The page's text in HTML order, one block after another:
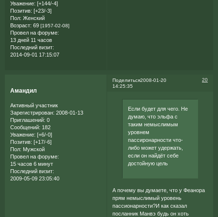
Уважение: [+144/-4]
Позитив: [+23/-3]
Пол: Женский
Возраст: 69 [1957-02-08]
Провел на форуме:
13 дней 11 часов
Последний визит:
2014-09-01 17:15:07
Поделиться 20
2008-01-20
14:25:35
Амандил
Активный участник
Зарегистрирован: 2008-01-13
Приглашений: 0
Сообщений: 182
Уважение: [+6/-0]
Позитив: [+17/-6]
Пол: Мужской
Провел на форуме:
15 часов 6 минут
Последний визит:
2009-05-09 23:05:40
Если будет для чего. Не
думаю, что эльфа с
таким немыслимым
уровнем
пассиронарности что-
либо может удержать,
если он найдёт себе
достойную цель
А почему вы думаете, что у Феанора
прям немыслимый уровень
пассионарности?И как сказал
посланник Манвэ будь он хоть